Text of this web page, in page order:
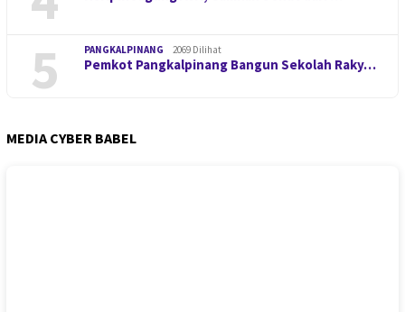
5 PANGKALPINANG 2069 Dilihat
Pemkot Pangkalpinang Bangun Sekolah Raky…
MEDIA CYBER BABEL